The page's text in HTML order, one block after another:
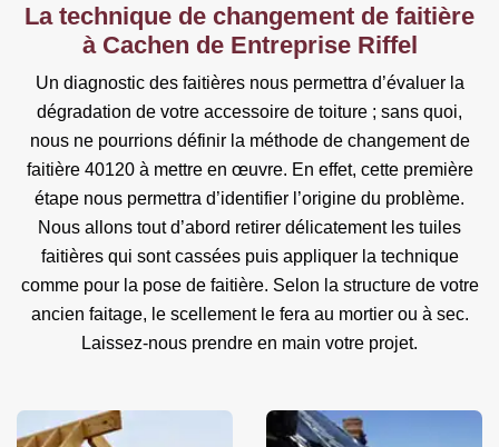
La technique de changement de faitière
à Cachen de Entreprise Riffel
Un diagnostic des faitières nous permettra d’évaluer la
dégradation de votre accessoire de toiture ; sans quoi,
nous ne pourrions définir la méthode de changement de
faitière 40120 à mettre en œuvre. En effet, cette première
étape nous permettra d’identifier l’origine du problème.
Nous allons tout d’abord retirer délicatement les tuiles
faitières qui sont cassées puis appliquer la technique
comme pour la pose de faitière. Selon la structure de votre
ancien faitage, le scellement le fera au mortier ou à sec.
Laissez-nous prendre en main votre projet.